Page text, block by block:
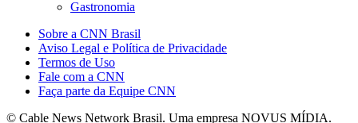
Gastronomia
Sobre a CNN Brasil
Aviso Legal e Política de Privacidade
Termos de Uso
Fale com a CNN
Faça parte da Equipe CNN
© Cable News Network Brasil. Uma empresa NOVUS MÍDIA.